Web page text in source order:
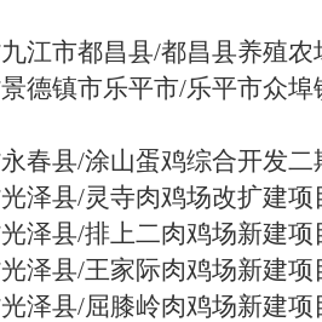
江市都昌县/都昌县养殖农
德镇市乐平市/乐平市众埠
春县/涂山蛋鸡综合开发二
泽县/灵寺肉鸡场改扩建项
泽县/排上二肉鸡场新建项
泽县/王家际肉鸡场新建项
泽县/屈膝岭肉鸡场新建项